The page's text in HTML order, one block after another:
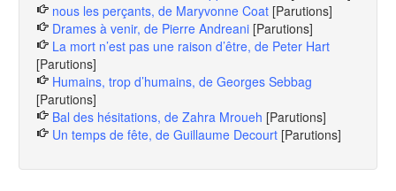
nous les perçants, de Maryvonne Coat [Parutions]
Drames à venir, de Pierre Andreani [Parutions]
La mort n’est pas une raison d’être, de Peter Hart
[Parutions]
Humains, trop d’humains, de Georges Sebbag
[Parutions]
Bal des hésitations, de Zahra Mroueh [Parutions]
Un temps de fête, de Guillaume Decourt [Parutions]